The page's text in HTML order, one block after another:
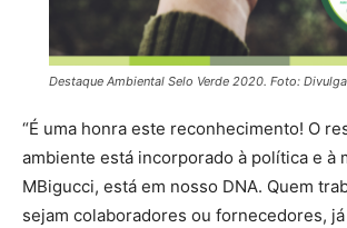
Destaque Ambiental Selo Verde 2020. Foto:
“É uma honra este reconhecimento! O
ambiente está incorporado à política e à
MBigucci, está em nosso DNA. Quem
sejam colaboradores ou fornecedores,